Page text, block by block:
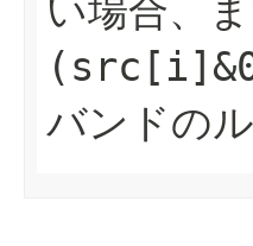
い場合、
バンドの